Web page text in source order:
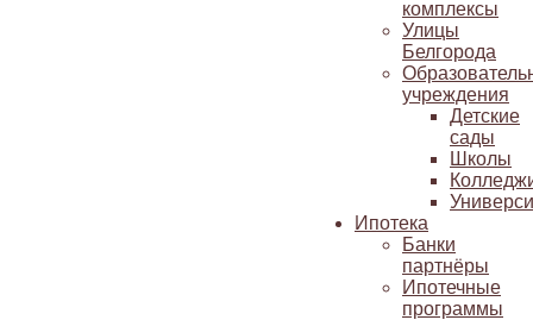
комплексы
Улицы
Белгорода
учреждения
Детские
сады
Школы
Ипотека
Банки
партнёры
Ипотечные
программы